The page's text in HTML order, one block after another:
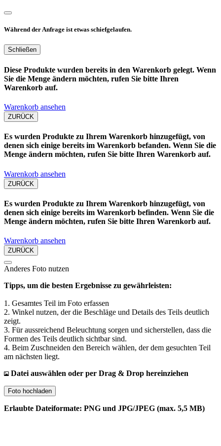
Während der Anfrage ist etwas schiefgelaufen.
Schließen
Diese Produkte wurden bereits in den Warenkorb gelegt. Wenn
Sie die Menge ändern möchten, rufen Sie bitte Ihren
Warenkorb auf.
Warenkorb ansehen
ZURÜCK
Es wurden Produkte zu Ihrem Warenkorb hinzugefügt, von
denen sich einige bereits im Warenkorb befanden. Wenn Sie die
Menge ändern möchten, rufen Sie bitte Ihren Warenkorb auf.
Warenkorb ansehen
ZURÜCK
Es wurden Produkte zu Ihrem Warenkorb hinzugefügt, von
denen sich einige bereits im Warenkorb befinden. Wenn Sie die
Menge ändern möchten, rufen Sie bitte Ihren Warenkorb auf.
Warenkorb ansehen
ZURÜCK
Anderes Foto nutzen
Tipps, um die besten Ergebnisse zu gewährleisten:
1. Gesamtes Teil im Foto erfassen
2. Winkel nutzen, der die Beschläge und Details des Teils deutlich
zeigt.
3. Für aussreichend Beleuchtung sorgen und sicherstellen, dass die
Formen des Teils deutlich sichtbar sind.
4. Beim Zuschneiden den Bereich wählen, der dem gesuchten Teil
am nächsten liegt.
Datei auswählen oder per Drag & Drop hereinziehen
Foto hochladen
Erlaubte Dateiformate: PNG und JPG/JPEG (max. 5,5 MB)